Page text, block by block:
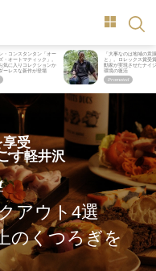
・コンスタンタン「オー
・オートマティック」。
気に入りコレクションか
ーレスな新作が登場
「大事なのは地域の意
と」。ロレックス賞受
動家が実現させたナイ
環境の復活
享受
す軽井沢
アウト4選
のくつろぎを